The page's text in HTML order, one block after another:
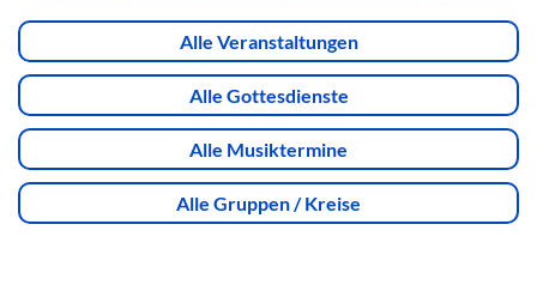
Alle Veranstaltungen
Alle Gottesdienste
Alle Musiktermine
Alle Gruppen / Kreise